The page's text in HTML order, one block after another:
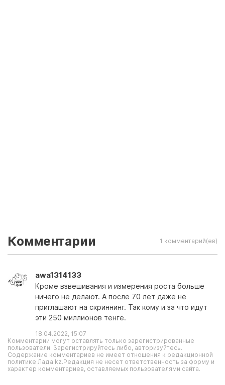
Комментарии 1 комментарий(ев)
awa1314133
Кроме взвешивания и измерения роста больше
ничего не делают. А после 70 лет даже не
приглашают на скриннинг. Так кому и за что идут
эти 250 миллионов тенге.
18.04.2022, 15:07
Комментарии могут оставлять только зарегистрированные
пользователи. Зарегистрируйтесь либо, авторизуйтесь.
Содержание комментариев не имеет отношения к редакционной
политике Лада.kz.Редакция не несет ответственность за форму и
характер комментариев, оставляемых пользователями сайта.